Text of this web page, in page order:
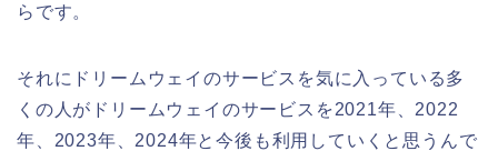
らです。
それにドリームウェイのサービスを気に入っている多
くの人がドリームウェイのサービスを2021年、2022
年、2023年、2024年と今後も利用していくと思うんで